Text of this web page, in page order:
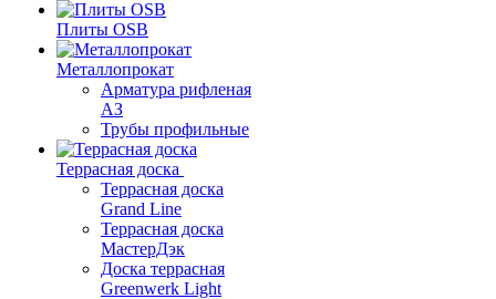
Плиты OSB
Металлопрокат
Арматура рифленая
АЗ
Трубы профильные
Террасная доска
Террасная доска
Grand Line
Террасная доска
МастерДэк
Доска террасная
Greenwerk Light